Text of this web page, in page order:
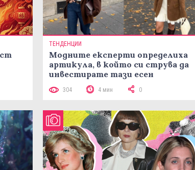
ТЕНДЕНЦИИ
Модните експерти определиха
артикула, в който си струва да
инвестирате тази есен
304 4 мин 0